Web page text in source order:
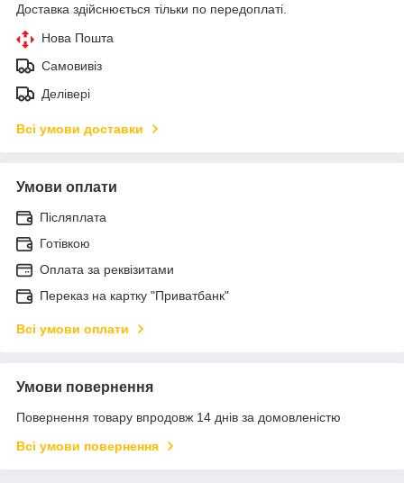
Доставка здійснюється тільки по передоплаті.
Нова Пошта
Самовивіз
Делівері
Всі умови доставки
Умови оплати
Післяплата
Готівкою
Оплата за реквізитами
Переказ на картку "Приватбанк"
Всі умови оплати
Умови повернення
Повернення товару впродовж 14 днів за домовленістю
Всі умови повернення